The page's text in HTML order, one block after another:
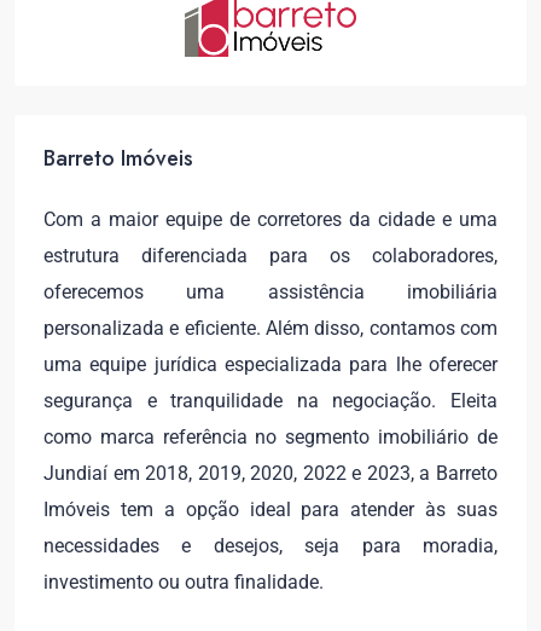
Barreto Imóveis
Com a maior equipe de corretores da cidade e uma
estrutura diferenciada para os colaboradores,
oferecemos uma assistência imobiliária
personalizada e eficiente. Além disso, contamos com
uma equipe jurídica especializada para lhe oferecer
segurança e tranquilidade na negociação. Eleita
como marca referência no segmento imobiliário de
Jundiaí em 2018, 2019, 2020, 2022 e 2023, a Barreto
Imóveis tem a opção ideal para atender às suas
necessidades e desejos, seja para moradia,
investimento ou outra finalidade.